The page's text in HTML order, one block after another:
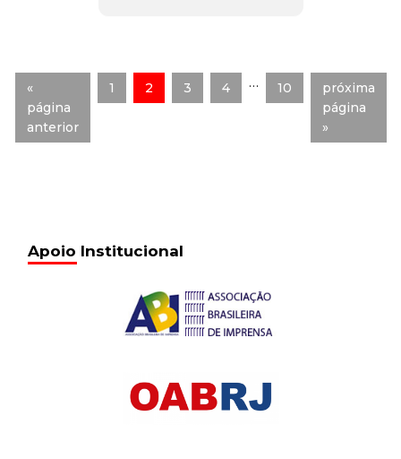
«
página
anterior
1 2 3 4 … 10
próxima
página
»
Apoio Institucional